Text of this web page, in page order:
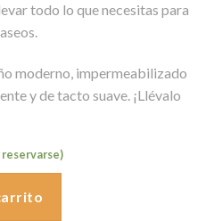
todo lo que necesitas para
moderno, impermeabilizado
y de tacto suave. ¡Llévalo